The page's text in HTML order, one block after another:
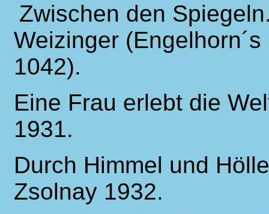
Zwischen den
Weizinger
1042).
Eine Frau erlebt die
1931.
Durch Himmel und
Zsolnay 1932.